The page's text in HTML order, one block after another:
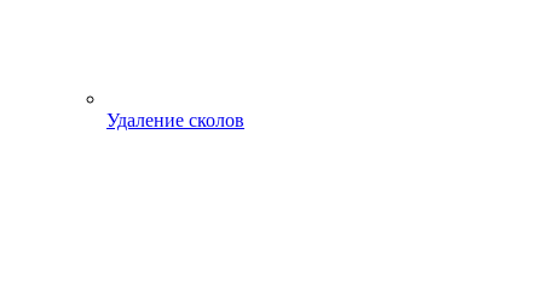
Удаление сколов